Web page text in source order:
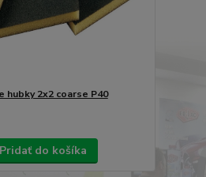
hubky 2x2 coarse P40
Pridať do košíka